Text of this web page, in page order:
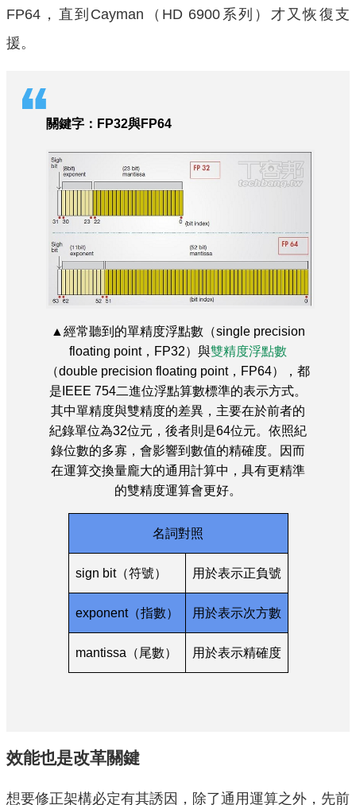
FP64，直到Cayman（HD 6900系列）才又恢復支
援。
關鍵字：FP32與FP64
▲經常聽到的單精度浮點數（single precision
floating point，FP32）與雙精度浮點數
（double precision floating point，FP64），都
是IEEE 754二進位浮點算數標準的表示方式。
其中單精度與雙精度的差異，主要在於前者的
紀錄單位為32位元，後者則是64位元。依照紀
錄位數的多寡，會影響到數值的精確度。因而
在運算交換量龐大的通用計算中，具有更精準
的雙精度運算會更好。
名詞對照
sign bit（符號） 用於表示正負號
exponent（指數） 用於表示次方數
mantissa（尾數） 用於表示精確度
效能也是改革關鍵
想要修正架構必定有其誘因，除了通用運算之外，先前